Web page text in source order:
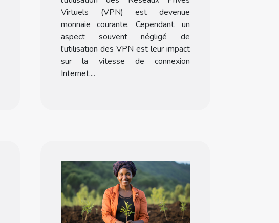
Virtuels (VPN) est devenue
monnaie courante. Cependant, un
aspect souvent négligé de
l'utilisation des VPN est leur impact
sur la vitesse de connexion
Internet....